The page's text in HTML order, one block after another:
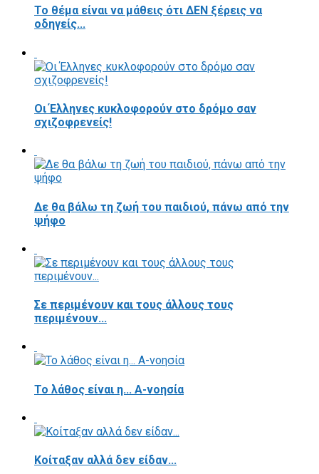
Το θέμα είναι να μάθεις ότι ΔΕΝ ξέρεις να
οδηγείς...
Οι Έλληνες κυκλοφορούν στο δρόμο σαν
σχιζοφρενείς!
Δε θα βάλω τη ζωή του παιδιού, πάνω από την
ψήφο
Σε περιμένουν και τους άλλους τους
περιμένουν...
Το λάθος είναι η... Α-νοησία
Κοίταξαν αλλά δεν είδαν...